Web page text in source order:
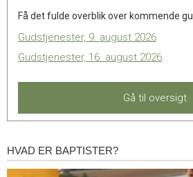
Få det fulde overblik over kommende
Gudstjenester, 9. august 2026
Gudstjenester, 16. august 2026
Gå til oversigt
Hvad
HVAD ER BAPTISTER?